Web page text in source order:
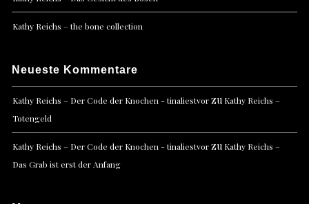
Kathy Reichs – the bone collection
Neueste Kommentare
Kathy Reichs – Der Code der Knochen - tinaliestvorzu Kathy Reichs –
Totengeld
Kathy Reichs – Der Code der Knochen - tinaliestvorzu Kathy Reichs –
Das Grab ist erst der Anfang